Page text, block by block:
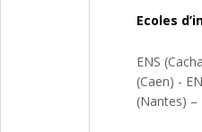
Ecoles
ENS
(Caen) -
(Nantes) –